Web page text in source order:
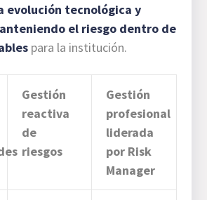
evolución tecnológica y
el riesgo dentro de
para la institución.
Gestión
reactiva
de
riesgos
Gestión
profesional
liderada
por Risk
Manager